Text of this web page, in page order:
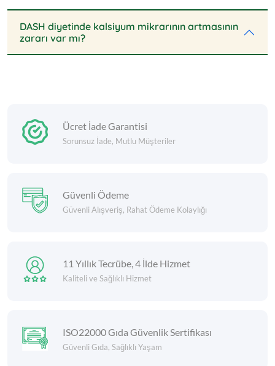
DASH diyetinde kalsiyum mikrarının artmasının
zararı var mı?
Ücret İade Garantisi
Sorunsuz İade, Mutlu Müşteriler
Güvenli Ödeme
Güvenli Alışveriş, Rahat Ödeme Kolaylığı
11 Yıllık Tecrübe, 4 İlde Hizmet
Kaliteli ve Sağlıklı Hizmet
ISO22000 Gıda Güvenlik Sertifikası
Güvenli Gıda, Sağlıklı Yaşam